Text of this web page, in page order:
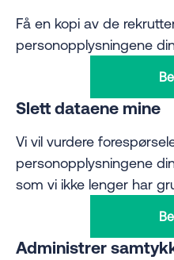
Få en kopi av de
personopplysningene
Slett dataene mine
Vi vil vurdere
personopplysningene
som vi ikke lenger har
Administrer